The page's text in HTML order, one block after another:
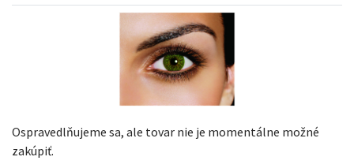
Ospravedlňujeme sa, ale tovar nie je momentálne možné
zakúpiť.